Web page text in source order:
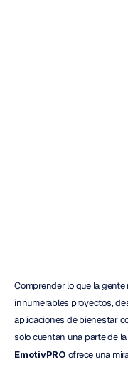
Comprender lo que la
innumerables proyectos,
aplicaciones de bienestar
EmotivPRO ofrece una